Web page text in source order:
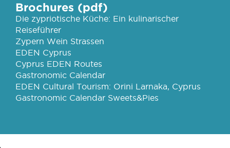
Brochures (pdf)
Die zypriotische Küche: Ein kulinarischer
Reiseführer
Zypern Wein Strassen
EDEN Cyprus
Cyprus EDEN Routes
Gastronomic Calendar
EDEN Cultural Tourism: Orini Larnaka, Cyprus
Gastronomic Calendar Sweets&Pies